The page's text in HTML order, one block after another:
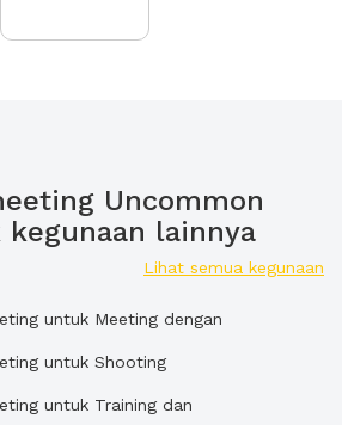
Uncommon
lainnya
Lihat semua kegunaan
untuk Meeting dengan
untuk Shooting
untuk Training dan